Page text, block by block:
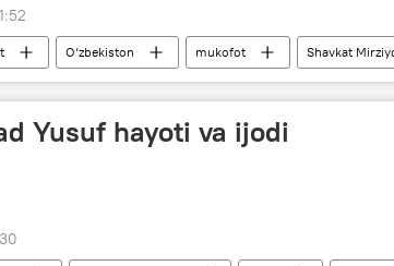
O‘zbekiston mukofot Shavkat
san’at OAV
Yusuf hayoti va ijodi